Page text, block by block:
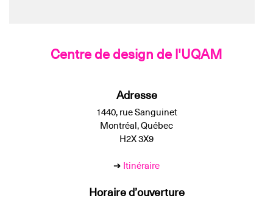
Centre de design de l'UQAM
Adresse
1440, rue Sanguinet
Montréal, Québec
H2X 3X9
➔ Itinéraire
Horaire d’ouverture